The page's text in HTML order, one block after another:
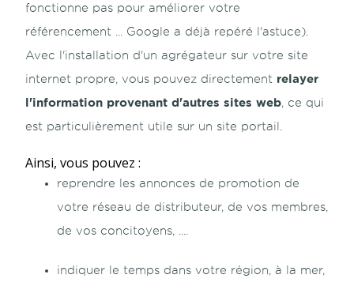
fonctionne pas pour améliorer votre
référencement ... Google a déjà repéré l'astuce).
Avec l'installation d'un agrégateur sur votre site
internet propre, vous pouvez directement relayer
l'information provenant d'autres sites web, ce qui
est particulièrement utile sur un site portail.
Ainsi, vous pouvez :
reprendre les annonces de promotion de
votre réseau de distributeur, de vos membres,
de vos concitoyens, ....
indiquer le temps dans votre région, à la mer,